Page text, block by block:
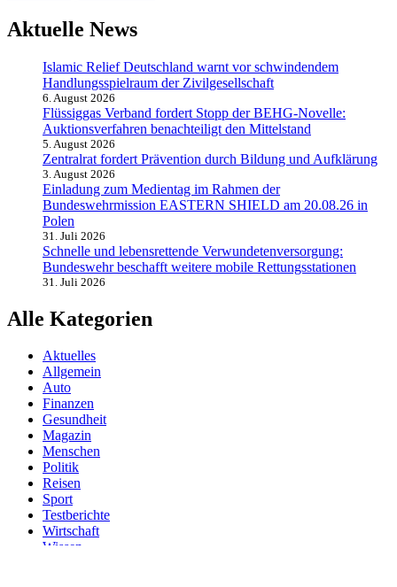
Aktuelle News
Islamic Relief Deutschland warnt vor schwindendem
Handlungsspielraum der Zivilgesellschaft
6. August 2026
Flüssiggas Verband fordert Stopp der BEHG-Novelle:
Auktionsverfahren benachteiligt den Mittelstand
5. August 2026
Zentralrat fordert Prävention durch Bildung und Aufklärung
3. August 2026
Einladung zum Medientag im Rahmen der
Bundeswehrmission EASTERN SHIELD am 20.08.26 in
Polen
31. Juli 2026
Schnelle und lebensrettende Verwundetenversorgung:
Bundeswehr beschafft weitere mobile Rettungsstationen
31. Juli 2026
Alle Kategorien
Aktuelles
Allgemein
Auto
Finanzen
Gesundheit
Magazin
Menschen
Politik
Reisen
Sport
Testberichte
Wirtschaft
Wissen